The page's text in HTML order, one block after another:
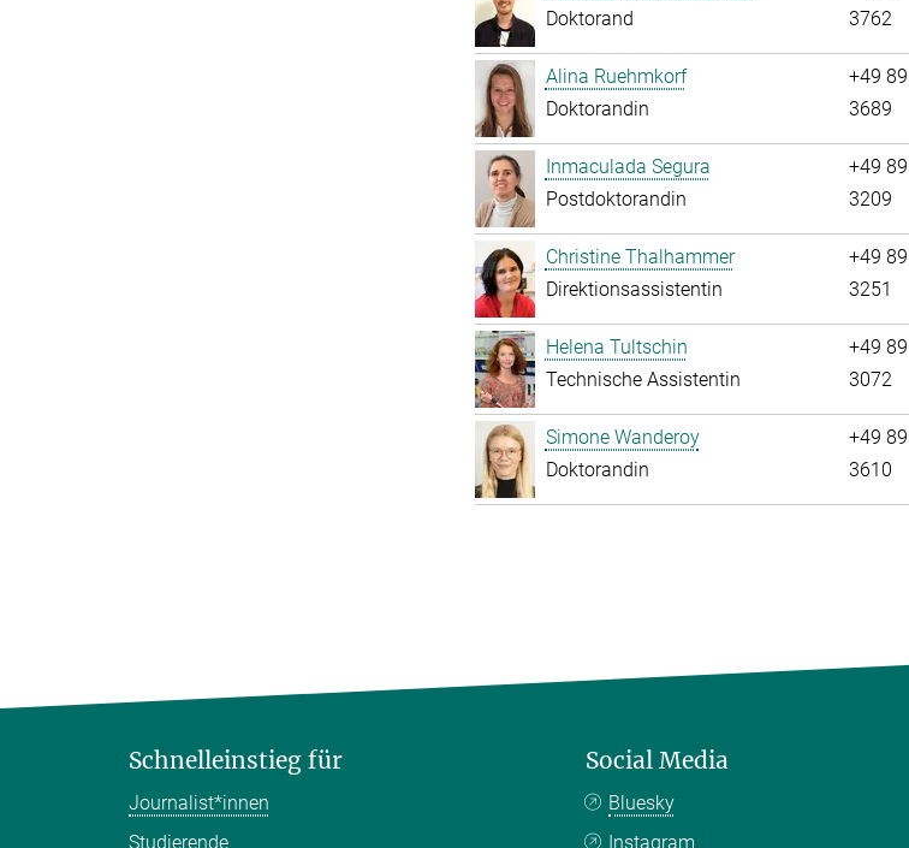
Doktorand
3762
Alina Ruehmkorf
Doktorandin
+49
3689
Inmaculada Segura
Postdoktorandin
+49
3209
Christine Thalhammer
Direktionsassistentin
+49
3251
Helena Tultschin
Technische Assistentin
+49
3072
Simone Wanderoy
Doktorandin
+49
3610
Schnelleinstieg für
Journalist*innen
Studierende
Social Media
Bluesky
Instagram